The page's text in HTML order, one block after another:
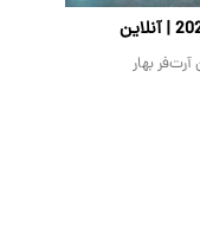
بهار